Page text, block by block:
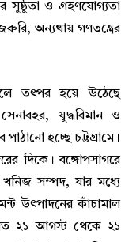
সুষ্ঠুতা ও গ্রহণযোগ্যতা
অন্যথায় গণতন্ত্রের
তৎপর হয়ে উঠেছে
যুদ্ধবিমান ও
হচ্ছে চট্টগ্রামে।
দিকে। বঙ্গোপসাগরে
খনিজ সম্পদ, যার মধ্যে
উৎপাদনের কাঁচামাল
২১ আগস্ট থেকে ২১